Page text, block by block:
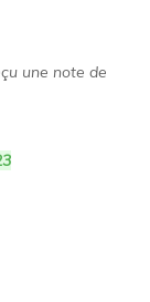
une note de